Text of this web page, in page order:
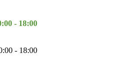
- 18:00
- 18:00